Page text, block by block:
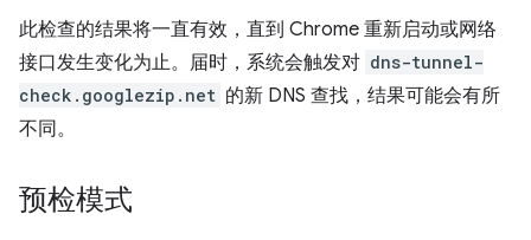
此检查的结果将一直有效，直到 Chrome 重新启动或网络
接口发生变化为止。届时，系统会触发对 dns-tunnel-
check.googlezip.net 的新 DNS 查找，结果可能会有所
不同。
预检模式